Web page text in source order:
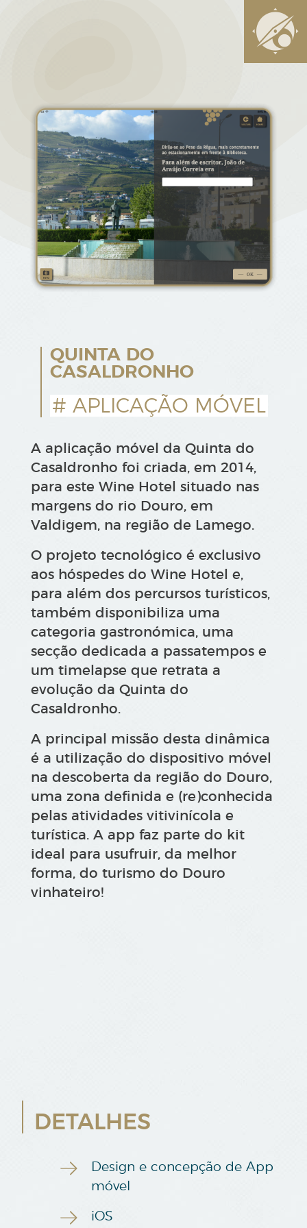
QUINTA DO
CASALDRONHO
# APLICAÇÃO MÓVEL
A aplicação móvel da Quinta do
Casaldronho foi criada, em 2014,
para este Wine Hotel situado nas
margens do rio Douro, em
Valdigem, na região de Lamego.
O projeto tecnológico é exclusivo
aos hóspedes do Wine Hotel e,
para além dos percursos turísticos,
também disponibiliza uma
categoria gastronómica, uma
secção dedicada a passatempos e
um timelapse que retrata a
evolução da Quinta do
Casaldronho.
A principal missão desta dinâmica
é a utilização do dispositivo móvel
na descoberta da região do Douro,
uma zona definida e (re)conhecida
pelas atividades vitivinícola e
turística. A app faz parte do kit
ideal para usufruir, da melhor
forma, do turismo do Douro
vinhateiro!
DETALHES
Design e concepção de App
móvel
iOS